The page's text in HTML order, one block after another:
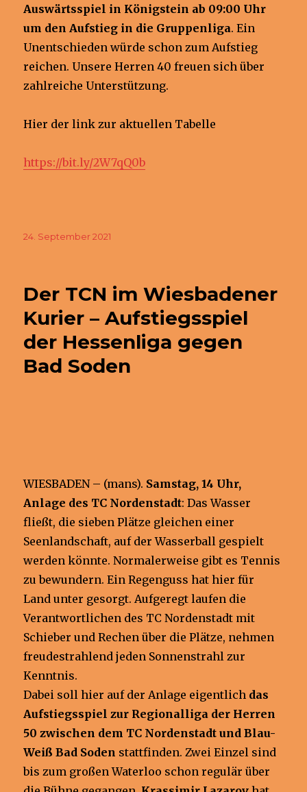
Auswärtsspiel in Königstein ab 09:00 Uhr
um den Aufstieg in die Gruppenliga. Ein
Unentschieden würde schon zum Aufstieg
reichen. Unsere Herren 40 freuen sich über
zahlreiche Unterstützung.
Hier der link zur aktuellen Tabelle
https://bit.ly/2W7qQ0b
Veröffentlicht
24. September 2021
Der TCN im Wiesbadener
Kurier – Aufstiegsspiel
der Hessenliga gegen
Bad Soden
WIESBADEN – (mans). Samstag, 14 Uhr,
Anlage des TC Nordenstadt: Das Wasser
fließt, die sieben Plätze gleichen einer
Seenlandschaft, auf der Wasserball gespielt
werden könnte. Normalerweise gibt es Tennis
zu bewundern. Ein Regenguss hat hier für
Land unter gesorgt. Aufgeregt laufen die
Verantwortlichen des TC Nordenstadt mit
Schieber und Rechen über die Plätze, nehmen
freudestrahlend jeden Sonnenstrahl zur
Kenntnis.
Dabei soll hier auf der Anlage eigentlich das
Aufstiegsspiel zur Regionalliga der Herren
50 zwischen dem TC Nordenstadt und Blau-
Weiß Bad Soden stattfinden. Zwei Einzel sind
bis zum großen Waterloo schon regulär über